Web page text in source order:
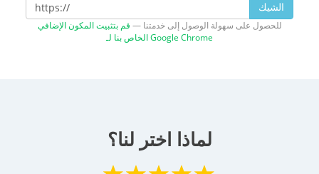
الشيك
للحصول على سهولة الوصول إلى خدمتنا — قم بتثبيت المكون الإضافي
الخاص بنا لـ Google Chrome
لماذا اختر لنا؟